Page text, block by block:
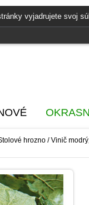
vyjadrujete svoj
hrozno / Vinič